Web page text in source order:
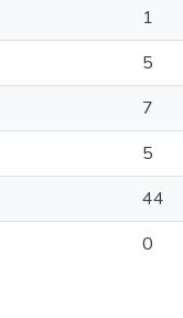
1
5
7
5
44
0